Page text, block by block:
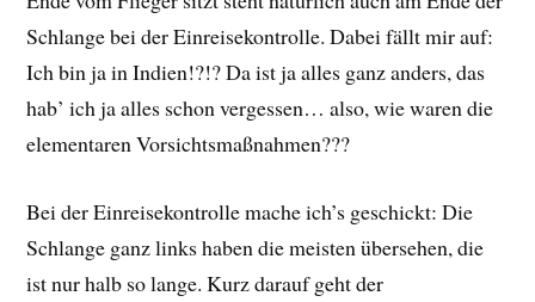
Schlange bei der Einreisekontrolle. Dabei fällt mir auf:
Ich bin ja in Indien!?!? Da ist ja alles ganz anders, das
hab’ ich ja alles schon vergessen… also, wie waren die
elementaren Vorsichtsmaßnahmen???
Bei der Einreisekontrolle mache ich’s geschickt: Die
Schlange ganz links haben die meisten übersehen, die
ist nur halb so lange. Kurz darauf geht der